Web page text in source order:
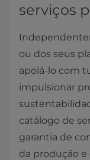
serviços
ou dos seus
apoiá-lo com
impulsionar
catálogo de
garantia de
da produção e